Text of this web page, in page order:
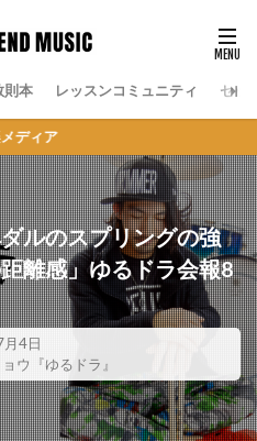
則本 レッスンコミュニティ セッ
ルのスプリングの強
離感」ゆるドラ会報8
4日
ウ『ゆるドラ』